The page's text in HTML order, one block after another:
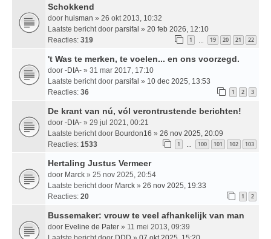
Schokkend
door huisman » 26 okt 2013, 10:32
Laatste bericht door parsifal » 20 feb 2026, 12:10
Reacties: 319 1 … 19 20 21 22
't Was te merken, te voelen... en ons voorzegd.
door -DIA- » 31 mar 2017, 17:10
Laatste bericht door parsifal » 10 dec 2025, 13:53
Reacties: 36 1 2 3
De krant van nú, vól verontrustende berichten!
door -DIA- » 29 jul 2021, 00:21
Laatste bericht door Bourdon16 » 26 nov 2025, 20:09
Reacties: 1533 1 … 100 101 102 103
Hertaling Justus Vermeer
door Marck » 25 nov 2025, 20:54
Laatste bericht door Marck » 26 nov 2025, 19:33
Reacties: 20 1 2
Bussemaker: vrouw te veel afhankelijk van man
door Eveline de Pater » 11 mei 2013, 09:39